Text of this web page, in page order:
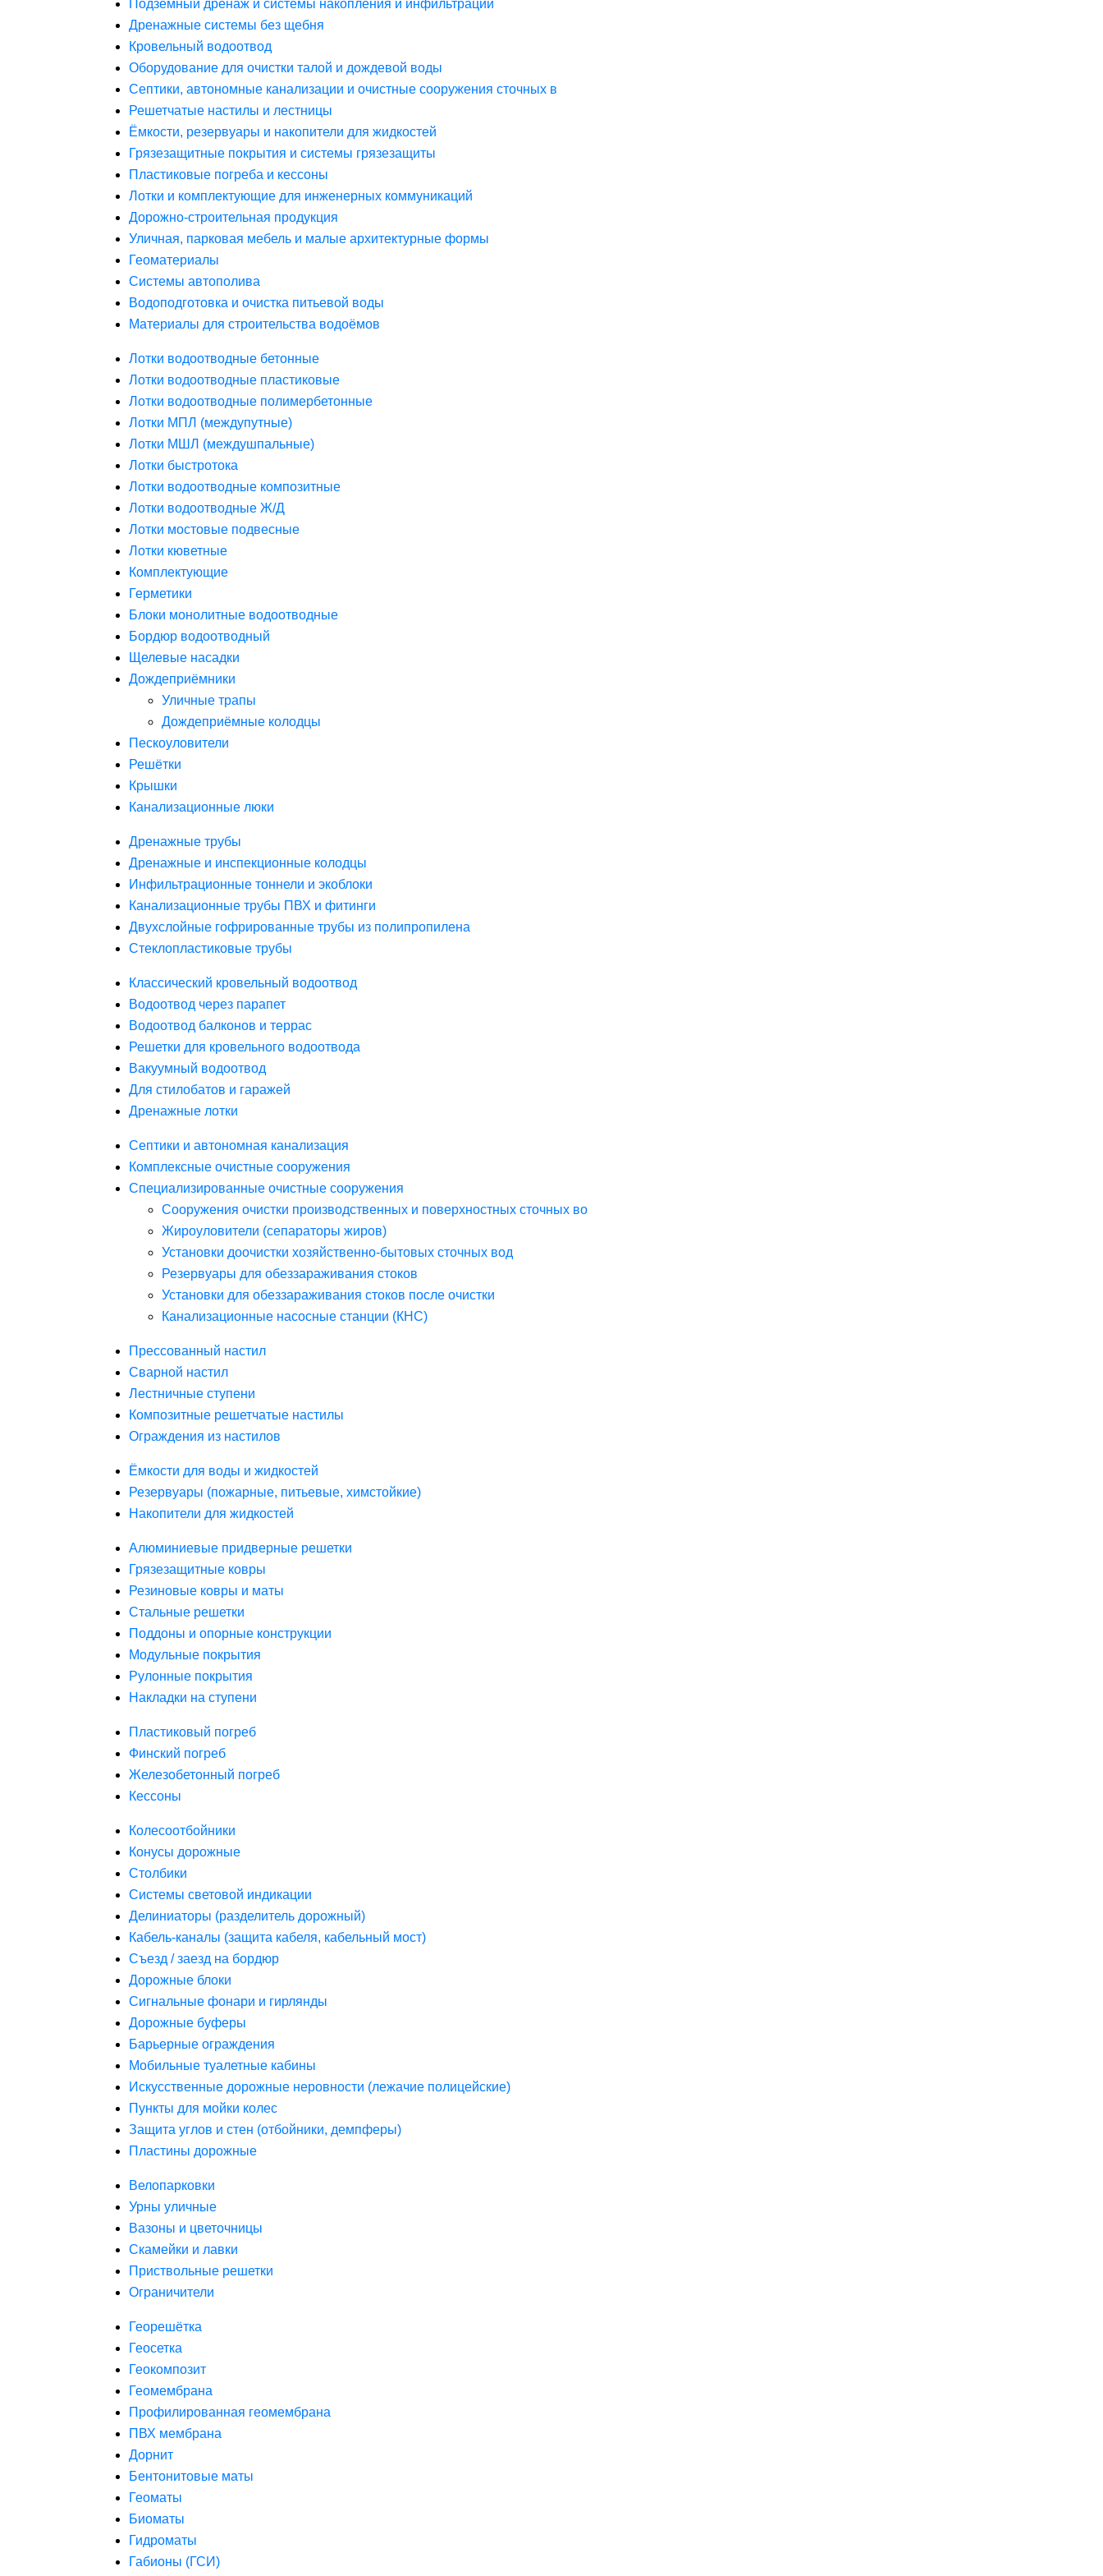
Подземный дренаж и системы накопления и инфильтрации
Дренажные системы без щебня
Кровельный водоотвод
Оборудование для очистки талой и дождевой воды
Септики, автономные канализации и очистные сооружения сточных в
Решетчатые настилы и лестницы
Ёмкости, резервуары и накопители для жидкостей
Грязезащитные покрытия и системы грязезащиты
Пластиковые погреба и кессоны
Лотки и комплектующие для инженерных коммуникаций
Дорожно-строительная продукция
Уличная, парковая мебель и малые архитектурные формы
Геоматериалы
Системы автополива
Водоподготовка и очистка питьевой воды
Материалы для строительства водоёмов
Лотки водоотводные бетонные
Лотки водоотводные пластиковые
Лотки водоотводные полимербетонные
Лотки МПЛ (междупутные)
Лотки МШЛ (междушпальные)
Лотки быстротока
Лотки водоотводные композитные
Лотки водоотводные Ж/Д
Лотки мостовые подвесные
Лотки кюветные
Комплектующие
Герметики
Блоки монолитные водоотводные
Бордюр водоотводный
Щелевые насадки
Дождеприёмники
Уличные трапы
Дождеприёмные колодцы
Пескоуловители
Решётки
Крышки
Канализационные люки
Дренажные трубы
Дренажные и инспекционные колодцы
Инфильтрационные тоннели и экоблоки
Канализационные трубы ПВХ и фитинги
Двухслойные гофрированные трубы из полипропилена
Стеклопластиковые трубы
Классический кровельный водоотвод
Водоотвод через парапет
Водоотвод балконов и террас
Решетки для кровельного водоотвода
Вакуумный водоотвод
Для стилобатов и гаражей
Дренажные лотки
Септики и автономная канализация
Комплексные очистные сооружения
Специализированные очистные сооружения
Сооружения очистки производственных и поверхностных сточных во
Жироуловители (сепараторы жиров)
Установки доочистки хозяйственно-бытовых сточных вод
Резервуары для обеззараживания стоков
Установки для обеззараживания стоков после очистки
Канализационные насосные станции (КНС)
Прессованный настил
Сварной настил
Лестничные ступени
Композитные решетчатые настилы
Ограждения из настилов
Ёмкости для воды и жидкостей
Резервуары (пожарные, питьевые, химстойкие)
Накопители для жидкостей
Алюминиевые придверные решетки
Грязезащитные ковры
Резиновые ковры и маты
Стальные решетки
Поддоны и опорные конструкции
Модульные покрытия
Рулонные покрытия
Накладки на ступени
Пластиковый погреб
Финский погреб
Железобетонный погреб
Кессоны
Колесоотбойники
Конусы дорожные
Столбики
Системы световой индикации
Делиниаторы (разделитель дорожный)
Кабель-каналы (защита кабеля, кабельный мост)
Съезд / заезд на бордюр
Дорожные блоки
Сигнальные фонари и гирлянды
Дорожные буферы
Барьерные ограждения
Мобильные туалетные кабины
Искусственные дорожные неровности (лежачие полицейские)
Пункты для мойки колес
Защита углов и стен (отбойники, демпферы)
Пластины дорожные
Велопарковки
Урны уличные
Вазоны и цветочницы
Скамейки и лавки
Приствольные решетки
Ограничители
Георешётка
Геосетка
Геокомпозит
Геомембрана
Профилированная геомембрана
ПВХ мембрана
Дорнит
Бентонитовые маты
Геоматы
Биоматы
Гидроматы
Габионы (ГСИ)